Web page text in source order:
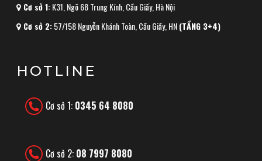
Cơ sở 1:K31, Ngõ 68 Trung Kính, Cầu Giấy, Hà Nội
Cơ sở 2:57/158 Nguyễn Khánh Toàn, Cầu Giấy, HN(TẦNG 3+4)
HOTLINE
Cơ sở 1: 0345 64 8080
Cơ sở 2: 08 7997 8080